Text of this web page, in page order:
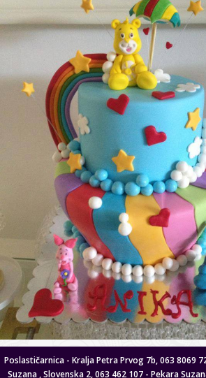
Poslastičarnica - Kralja Petra Prvog 7b, 063 8069
Suzana , Slovenska 2, 063 462 107 - Pekara